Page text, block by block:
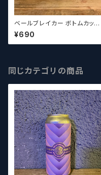
ベールブレイカー ボトムカッタ
ーIIPA / Bale Breaker Botto
mcutter IIPA【クラフトビールシ
ザーズ】
¥690
同じカテゴリの商品